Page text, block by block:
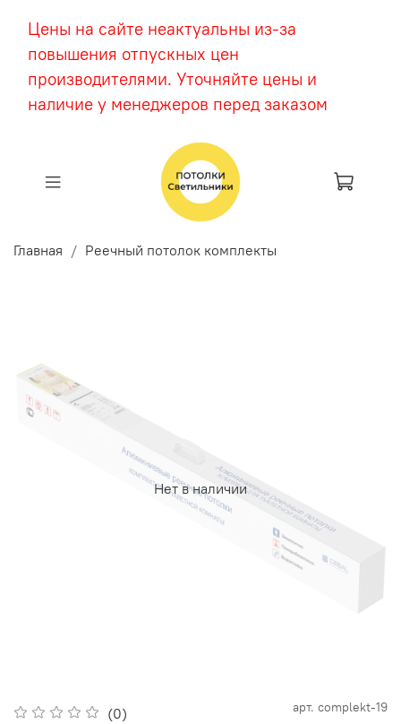
Цены на сайте неактуальны из-за
повышения отпускных цен
производителями. Уточняйте цены и
наличие у менеджеров перед заказом
Главная Реечный потолок комплекты
Нет в наличии
(0) арт. complekt-19